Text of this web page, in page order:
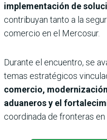
implementación de
contribuyan tanto a la
comercio en el Mercosur.
Durante el encuentro, se
temas estratégicos
comercio,
aduaneros y el
coordinada de fronteras en